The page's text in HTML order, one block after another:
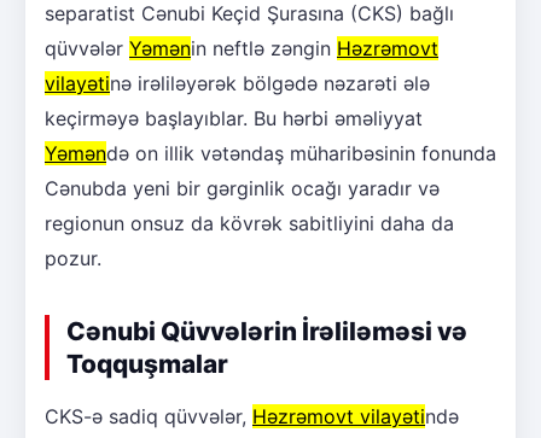
separatist Cənubi Keçid Şurasına (CKS) bağlı
qüvvələr Yəmənin neftlə zəngin Həzrəmovt
vilayətinə irəliləyərək bölgədə nəzarəti ələ
keçirməyə başlayıblar. Bu hərbi əməliyyat
Yəməndə on illik vətəndaş müharibəsinin fonunda
Cənubda yeni bir gərginlik ocağı yaradır və
regionun onsuz da kövrək sabitliyini daha da
pozur.
Cənubi Qüvvələrin İrəliləməsi və
Toqquşmalar
CKS-ə sadiq qüvvələr, Həzrəmovt vilayətində